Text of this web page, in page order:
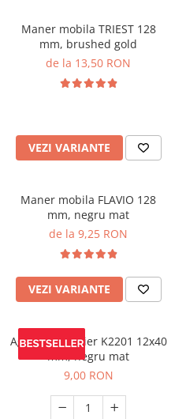
Maner mobila TRIEST 128
mm, brushed gold
de la 13,50 RON
VEZI VARIANTE
Maner mobila FLAVIO 128
mm, negru mat
de la 9,25 RON
VEZI VARIANTE
Agatatoare cuier K2201 12x40
mm, negru mat
9,00 RON